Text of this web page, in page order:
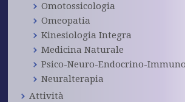
Omotossicologia
Omeopatia
Kinesiologia Integra
Medicina Naturale
Psico-Neuro-Endocrino-
Neuralterapia
Attività